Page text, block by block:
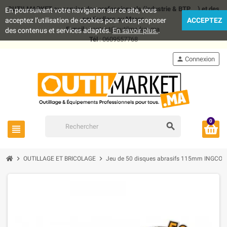
OUTILMARKET au service des professionnels (industrie & BTP .. ) et des
particuliers au Maroc
E-mail: contact@outilmarket.ma
Tél: 0609557768
view_headline search
person Connexion
0
chevron_right OUTILLAGE ET BRICOLAGE chevron_right Jeu de 50 disques abrasifs 115mm INGCO
En poursuivant votre navigation sur ce site, vous
acceptez l’utilisation de cookies pour vous proposer
des contenus et services adaptés.En savoir plus..
ACCEPTEZ